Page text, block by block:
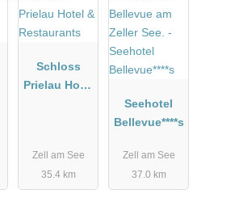
Schloss
Prielau Hotel
Zell am See
35.4 km
Seehotel
Bellevue****s
Zell am See
37.0 km